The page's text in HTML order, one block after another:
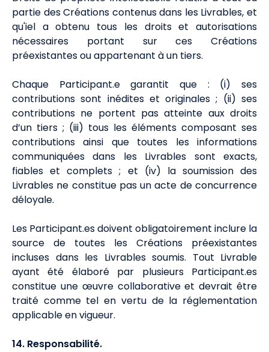
partie des Créations contenus dans les Livrables, et
qu'iel a obtenu tous les droits et autorisations
nécessaires portant sur ces Créations
préexistantes ou appartenant à un tiers.
Chaque Participant.e garantit que : (i) ses
contributions sont inédites et originales ; (ii) ses
contributions ne portent pas atteinte aux droits
d’un tiers ; (iii) tous les éléments composant ses
contributions ainsi que toutes les informations
communiquées dans les Livrables sont exacts,
fiables et complets ; et (iv) la soumission des
Livrables ne constitue pas un acte de concurrence
déloyale.
Les Participant.es doivent obligatoirement inclure la
source de toutes les Créations préexistantes
incluses dans les Livrables soumis. Tout Livrable
ayant été élaboré par plusieurs Participant.es
constitue une œuvre collaborative et devrait être
traité comme tel en vertu de la réglementation
applicable en vigueur.
14. Responsabilité.